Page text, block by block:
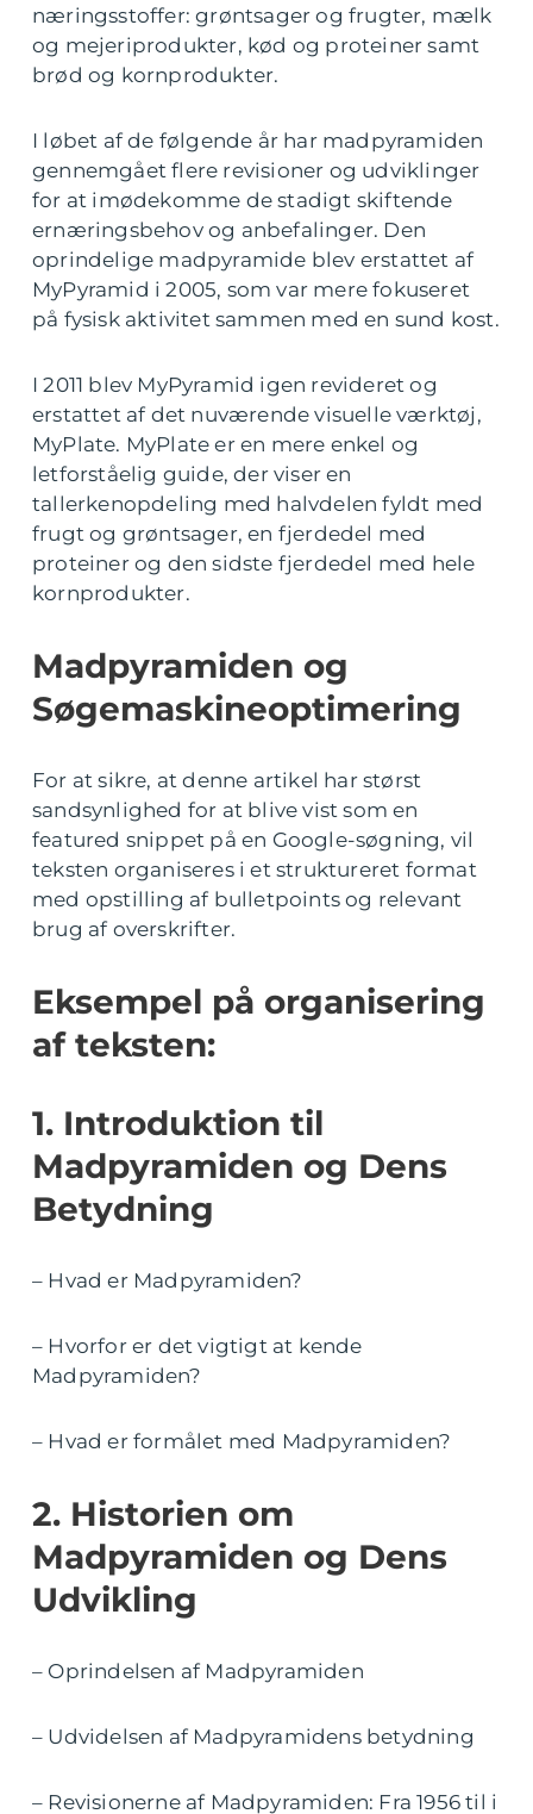
næringsstoffer: grøntsager og frugter, mælk
og mejeriprodukter, kød og proteiner samt
brød og kornprodukter.
I løbet af de følgende år har madpyramiden
gennemgået flere revisioner og udviklinger
for at imødekomme de stadigt skiftende
ernæringsbehov og anbefalinger. Den
oprindelige madpyramide blev erstattet af
MyPyramid i 2005, som var mere fokuseret
på fysisk aktivitet sammen med en sund kost.
I 2011 blev MyPyramid igen revideret og
erstattet af det nuværende visuelle værktøj,
MyPlate. MyPlate er en mere enkel og
letforståelig guide, der viser en
tallerkenopdeling med halvdelen fyldt med
frugt og grøntsager, en fjerdedel med
proteiner og den sidste fjerdedel med hele
kornprodukter.
Madpyramiden og
Søgemaskineoptimering
For at sikre, at denne artikel har størst
sandsynlighed for at blive vist som en
featured snippet på en Google-søgning, vil
teksten organiseres i et struktureret format
med opstilling af bulletpoints og relevant
brug af overskrifter.
Eksempel på organisering
af teksten:
1. Introduktion til
Madpyramiden og Dens
Betydning
– Hvad er Madpyramiden?
– Hvorfor er det vigtigt at kende
Madpyramiden?
– Hvad er formålet med Madpyramiden?
2. Historien om
Madpyramiden og Dens
Udvikling
– Oprindelsen af Madpyramiden
– Udvidelsen af Madpyramidens betydning
– Revisionerne af Madpyramiden: Fra 1956 til i